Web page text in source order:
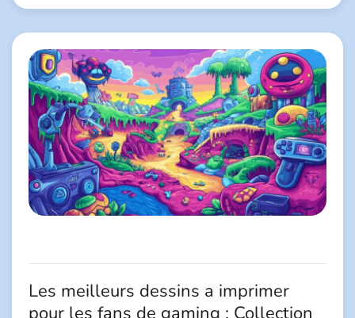
Les meilleurs dessins a imprimer